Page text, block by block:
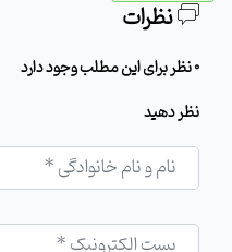
نظرات
0 نظر برای این مطلب وجود دارد
نظر دهید